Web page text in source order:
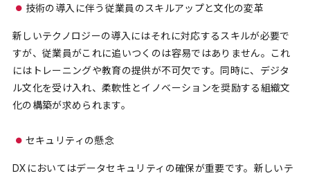
技術の導入に伴う従業員のスキルアップと文化の変革
新しいテクノロジーの導入にはそれに対応するスキルが必要で
すが、従業員がこれに追いつくのは容易ではありません。これ
にはトレーニングや教育の提供が不可欠です。同時に、デジタ
ル文化を受け入れ、柔軟性とイノベーションを奨励する組織文
化の構築が求められます。
セキュリティの懸念
DXにおいてはデータセキュリティの確保が重要です。新しいテ